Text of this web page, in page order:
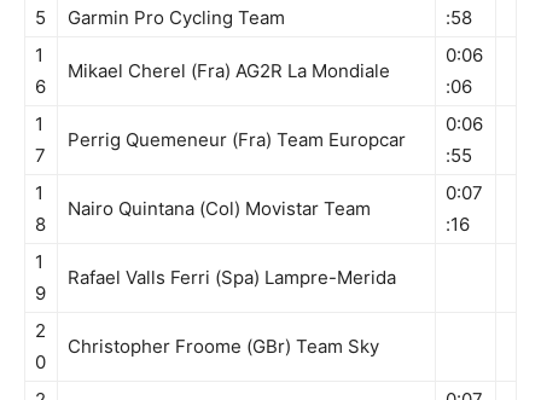
5
Garmin Pro Cycling Team
:58
1
6
Mikael Cherel (Fra) AG2R La Mondiale
0:06
:06
1
7
Perrig Quemeneur (Fra) Team Europcar
0:06
:55
1
8
Nairo Quintana (Col) Movistar Team
0:07
:16
1
9
Rafael Valls Ferri (Spa) Lampre-Merida
2
0
Christopher Froome (GBr) Team Sky